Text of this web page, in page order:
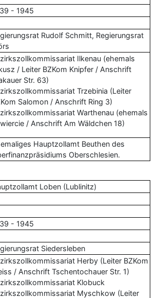
- 1945
Rudolf Schmitt, Regierungsrat
Ilkenau (ehemals
/ Leiter BZKom Knipfer / Anschrift
Str. 63)
Trzebinia (Leiter
Salomon / Anschrift Ring 3)
Warthenau (ehemals
/ Anschrift Am Wäldchen 18)
Hauptzollamt Beuthen des
Oberschlesien.
Loben (Lublinitz)
- 1945
Siedersleben
Herby (Leiter BZKom
/ Anschrift Tschentochauer Str. 1)
Klobuck
Myschkow (Leiter